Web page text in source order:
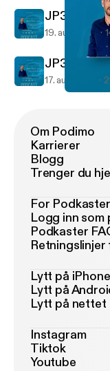
JP30 Live
19. aug. 2021
JP30 Live
17. aug. 2021
Om Podimo
Karrierer
Blogg
Trenger du
For
Logg inn som
Podkaster
Lytt på iPhone
Lytt på
Lytt på nettet
Instagram
Tiktok
Youtube